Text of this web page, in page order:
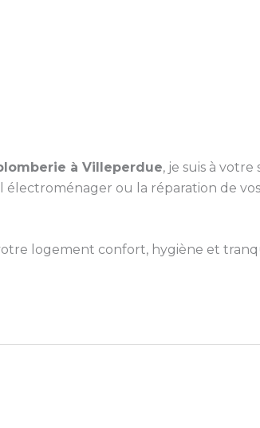
à Villeperdue, je suis à votre
ou la réparation de vos
logement confort, hygiène et